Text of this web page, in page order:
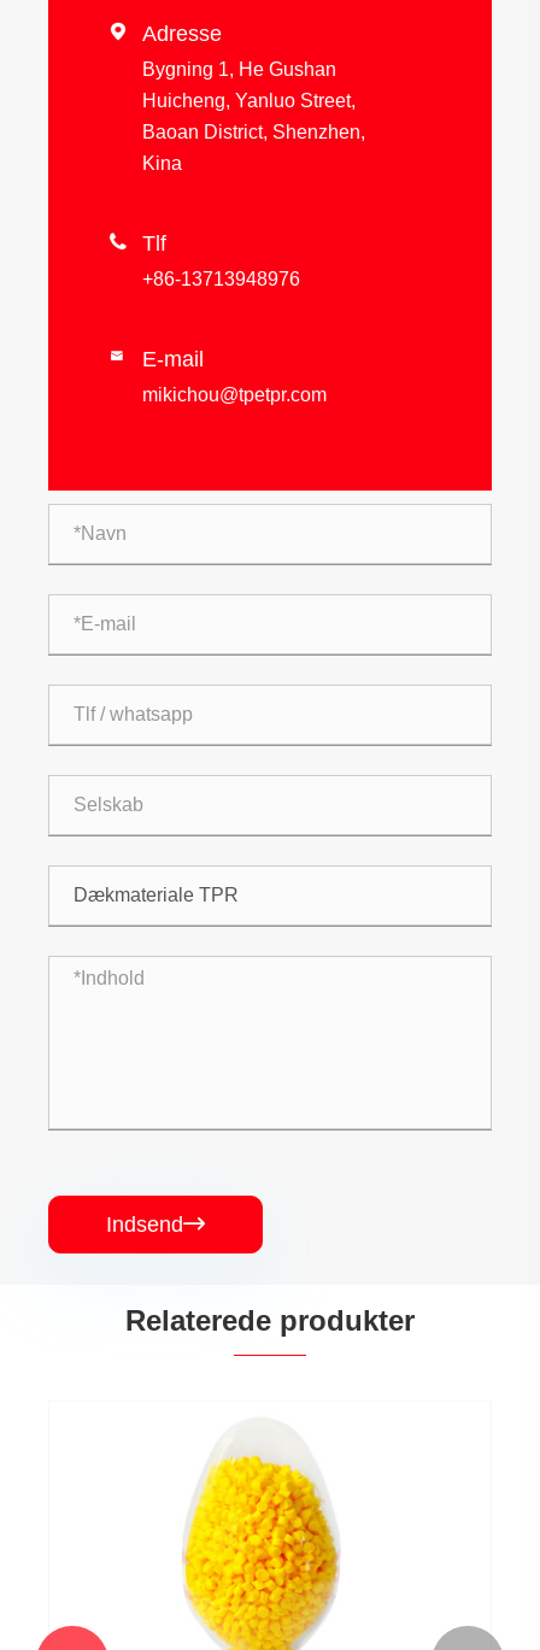
 Adresse
Bygning 1, He Gushan
Huicheng, Yanluo Street,
Baoan District, Shenzhen,
Kina
 Tlf
+86-13713948976
 E-mail
mikichou@tpetpr.com
Indsend
Relaterede produkter